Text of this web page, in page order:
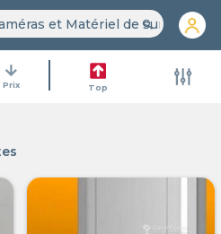
search
arrow_downward
Prix Top